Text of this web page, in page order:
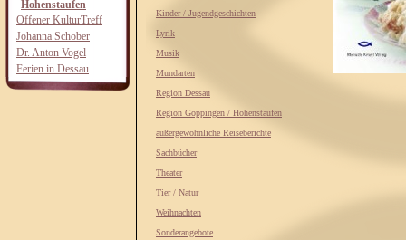
Hohenstaufen
Offener KulturTreff
Johanna Schober
Dr. Anton Vogel
Ferien in Dessau
Kinder / Jugendgeschichten
Lyrik
Musik
Mundarten
Region Dessau
Region Göppingen / Hohenstaufen
außergewöhnliche Reiseberichte
Sachbücher
Theater
Tier / Natur
Weihnachten
Sonderangebote